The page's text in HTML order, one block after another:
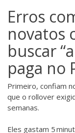
Erros
novatos
buscar
paga no
Primeiro, confiam
que o rollover
semanas.
Eles gastam 5